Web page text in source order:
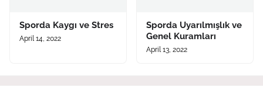
Sporda Kaygı ve Stres
April 14, 2022
Sporda Uyarılmışlık ve
Genel Kuramları
April 13, 2022